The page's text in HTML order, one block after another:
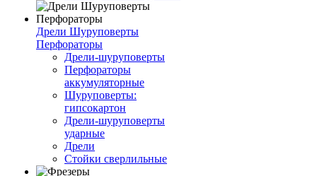
Дрели Шуруповерты
Перфораторы
Дрели-шуруповерты
Перфораторы
аккумуляторные
Шуруповерты:
гипсокартон
Дрели-шуруповерты
ударные
Дрели
Стойки сверлильные